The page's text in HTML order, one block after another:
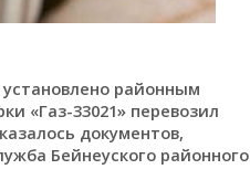
районным
«Газ-33021» перевозил
документов,
Бейнеуского районного